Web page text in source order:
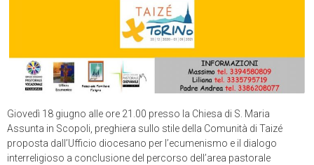
Giovedì 18 giugno alle ore 21.00 presso la Chiesa di S. Maria
Assunta in Scopoli, preghiera sullo stile della Comunità di Taizé
proposta dall’Ufficio diocesano per l’ecumenismo e il dialogo
interreligioso a conclusione del percorso dell’area pastorale